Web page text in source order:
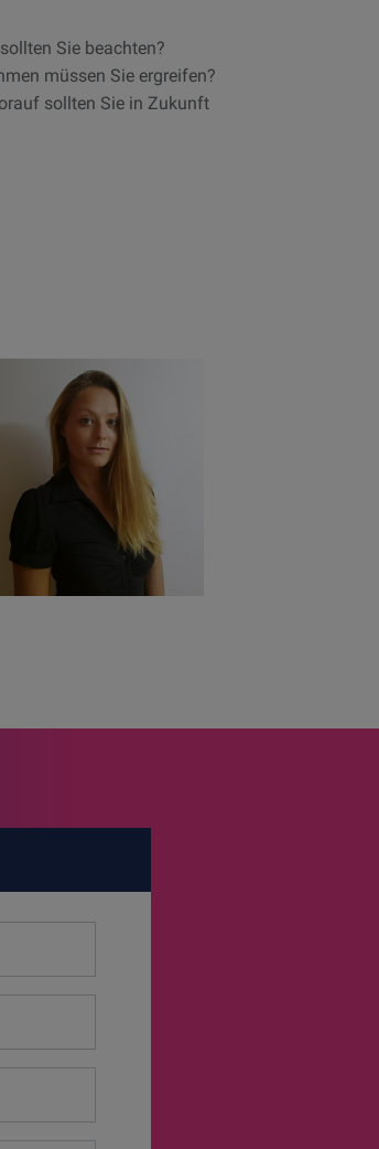
Sie beachten?
müssen Sie ergreifen?
sollten Sie in Zukunft